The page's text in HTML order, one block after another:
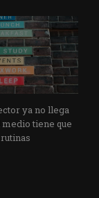
ya no llega
tiene que